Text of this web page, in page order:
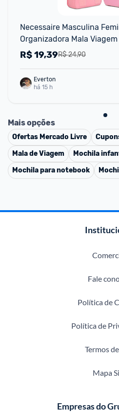
Necessaire Masculina
Organizadora Mala Viagem
R$ 24,90
R$19,39
Everton
há 15 h
Mais opções
Ofertas Mercado Livre
Mala de Viagem
Mochila
Mochila para notebook
Fale
Política de
Política de
Termos
Mapa
Empresas do